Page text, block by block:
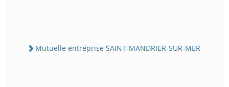
Mutuelle entreprise SAINT-MANDRIER-SUR-MER